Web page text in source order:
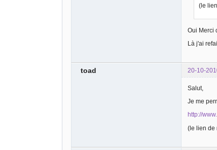
(le
Oui Merci
Là j'ai
toad 20-10-
Salut,
Je me
http://
(le lien de